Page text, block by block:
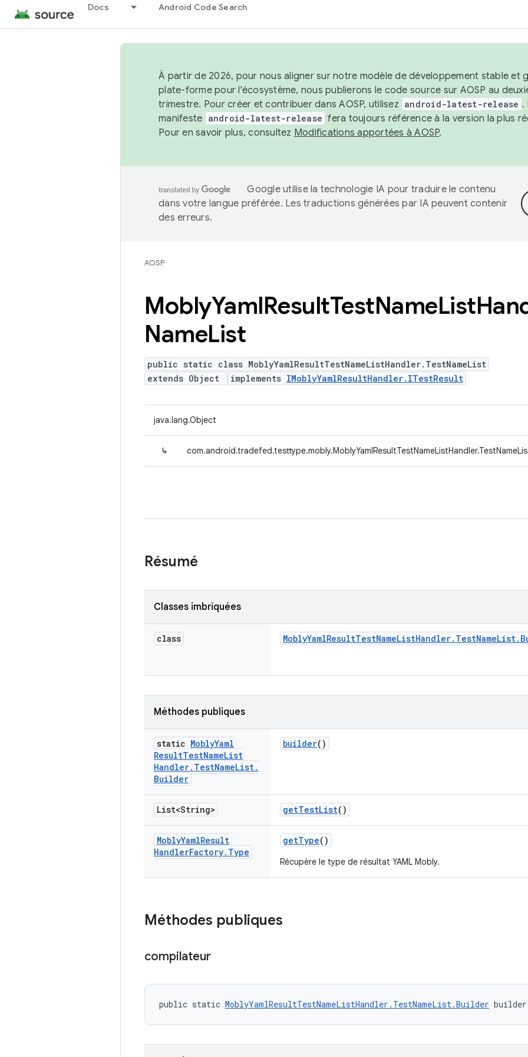
Docs Android Code Search
À partir de 2026, pour nous aligner sur notre modèle de développement stable et
plate-forme pour l'écosystème, nous publierons le code source sur AOSP au
trimestre. Pour créer et contribuer dans AOSP, utilisez android-latest-release .
manifeste android-latest-release fera toujours référence à la version la plus
Pour en savoir plus, consultez Modifications apportées à AOSP.
Google utilise la technologie IA pour traduire le contenu
dans votre langue préférée. Les traductions générées par IA peuvent contenir
des erreurs.
AOSP
MoblyYamlResultTestNameList
NameList
public static class MoblyYamlResultTestNameListHandler.TestNameList
extends Object
implements IMoblyYamlResultHandler.ITestResult
java.lang.Object
↳
Résumé
Classes imbriquées
class MoblyYamlResultTestNameListHandler. TestNameList.
Méthodes publiques
static MoblyYaml
ResultTestNameList
Handler. TestNameList.
Builder
builder()
List<String> getTestList()
MoblyYamlResult
HandlerFactory. Type
getType()
Récupère le type de résultat YAML Mobly.
Méthodes publiques
compilateur
public static MoblyYamlResultTestNameListHandler.TestNameList.Builder